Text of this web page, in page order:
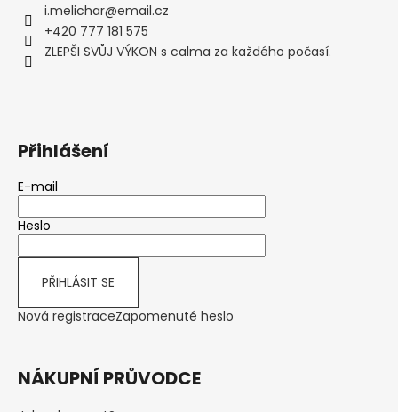
i.melichar@email.cz
+420 777 181 575
ZLEPŠI SVŮJ VÝKON s calma za každého počasí.
Přihlášení
E-mail
Heslo
PŘIHLÁSIT SE
Nová registraceZapomenuté heslo
NÁKUPNÍ PRŮVODCE